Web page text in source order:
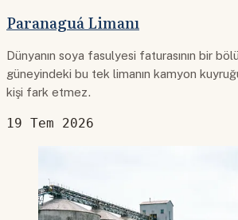
Paranaguá Limanı
Dünyanın soya fasulyesi faturasının bir
güneyindeki bu tek limanın kamyon
kişi fark etmez.
19 Tem 2026